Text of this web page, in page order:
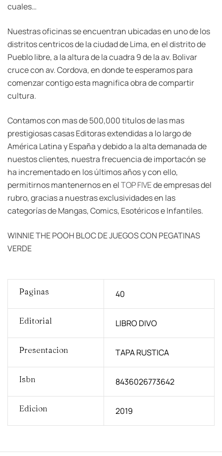
cuales…
Nuestras oficinas se encuentran ubicadas en uno de los
distritos centricos de la ciudad de Lima, en el distrito de
Pueblo libre, a la altura de la cuadra 9 de la av. Bolivar
cruce con av. Cordova, en donde te esperamos para
comenzar contigo esta magnifica obra de compartir
cultura.
Contamos con mas de 500,000 titulos de las mas
prestigiosas casas Editoras extendidas a lo largo de
América Latina y España y debido a la alta demanada de
nuestos clientes, nuestra frecuencia de importacón se
ha incrementado en los últimos años y con ello,
permitirnos mantenernos en elTOP FIVEde empresas del
rubro, gracias a nuestras exclusividades en las
categorías de Mangas, Comics, Esotéricos e Infantiles.
WINNIE THE POOH BLOC DE JUEGOS CON PEGATINAS
VERDE
Paginas 40
Editorial LIBRO DIVO
Presentacion TAPA RUSTICA
Isbn 8436026773642
Edicion 2019